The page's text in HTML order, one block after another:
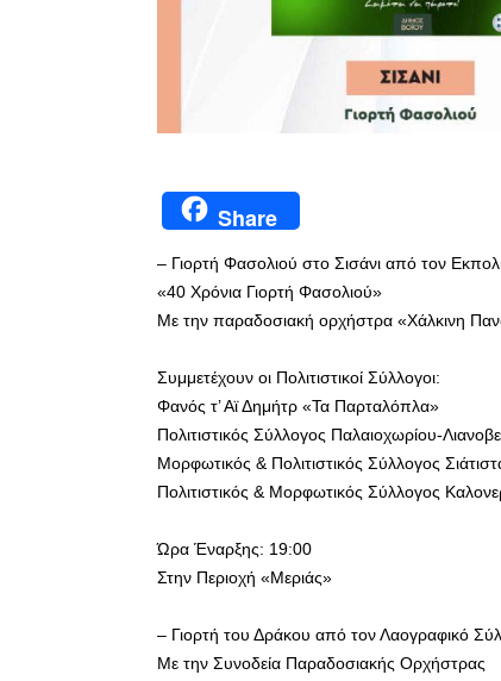
Share
– Γιορτή Φασολιού στο Σισάνι από τον
«40 Χρόνια Γιορτή Φασολιού»
Με την παραδοσιακή ορχήστρα «Χάλκινη
Συμμετέχουν οι Πολιτιστικοί Σύλλογοι:
Φανός τ’ Αϊ Δημήτρ «Τα Παρταλόπλα»
Πολιτιστικός Σύλλογος Παλαιοχωρίου-
Μορφωτικός & Πολιτιστικός Σύλλογος
Πολιτιστικός & Μορφωτικός Σύλλογος
Ώρα Έναρξης: 19:00
Στην Περιοχή «Μεριάς»
– Γιορτή του Δράκου από τον Λαογραφικό
Με την Συνοδεία Παραδοσιακής Ορχήστρας